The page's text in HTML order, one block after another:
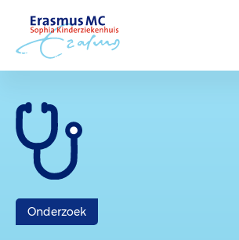
Onderzoek